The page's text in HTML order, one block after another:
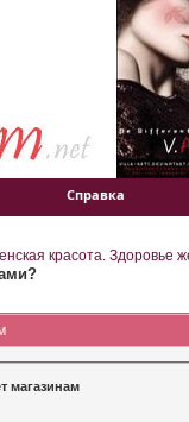
Справка
красота. Здоровье
магазинам